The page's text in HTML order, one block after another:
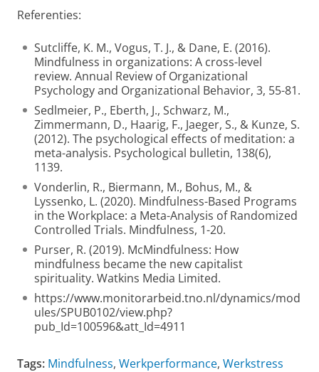
Referenties:
Sutcliffe, K. M., Vogus, T. J., & Dane, E. (2016).
Mindfulness in organizations: A cross-level
review. Annual Review of Organizational
Psychology and Organizational Behavior, 3, 55-81.
Sedlmeier, P., Eberth, J., Schwarz, M.,
Zimmermann, D., Haarig, F., Jaeger, S., & Kunze, S.
(2012). The psychological effects of meditation: a
meta-analysis. Psychological bulletin, 138(6),
1139.
Vonderlin, R., Biermann, M., Bohus, M., &
Lyssenko, L. (2020). Mindfulness-Based Programs
in the Workplace: a Meta-Analysis of Randomized
Controlled Trials. Mindfulness, 1-20.
Purser, R. (2019). McMindfulness: How
mindfulness became the new capitalist
spirituality. Watkins Media Limited.
https://www.monitorarbeid.tno.nl/dynamics/mod
ules/SPUB0102/view.php?
pub_Id=100596&att_Id=4911
Tags: Mindfulness, Werkperformance, Werkstress